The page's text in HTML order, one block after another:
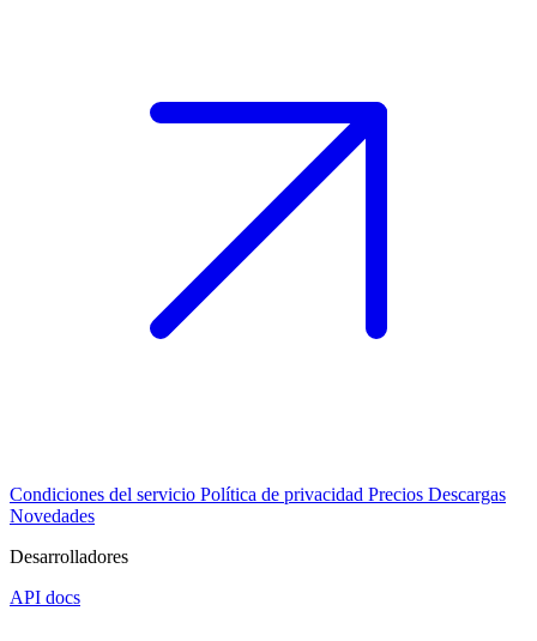
Condiciones del servicio Política de privacidad Precios Descargas
Novedades
Desarrolladores
API docs